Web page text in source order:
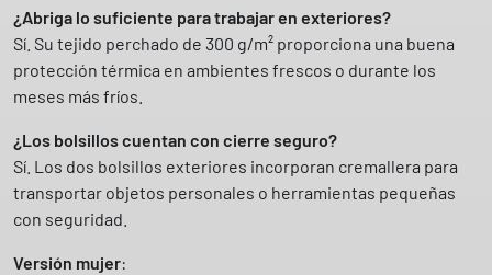
¿Abriga lo suficiente para trabajar en exteriores?
Sí. Su tejido perchado de 300 g/m² proporciona una buena
protección térmica en ambientes frescos o durante los
meses más fríos.
¿Los bolsillos cuentan con cierre seguro?
Sí. Los dos bolsillos exteriores incorporan cremallera para
transportar objetos personales o herramientas pequeñas
con seguridad.
Versión mujer: